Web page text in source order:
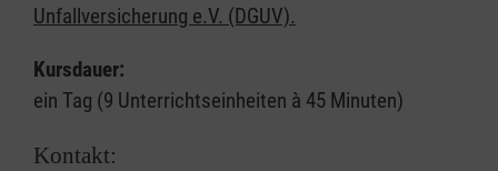
Unfallversicherung e.V. (DGUV).
Kursdauer:
ein Tag (9 Unterrichtseinheiten à 45 Minuten)
Kontakt: